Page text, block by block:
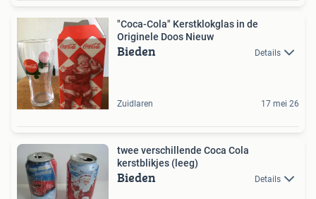
"Coca-Cola" Kerstklokglas in de
Originele Doos Nieuw
Bieden Details
Zuidlaren 17 mei 26
twee verschillende Coca Cola
kerstblikjes (leeg)
Bieden Details